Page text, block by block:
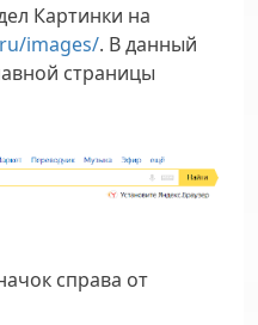
Картинки на
images/. В данный
страницы
справа от